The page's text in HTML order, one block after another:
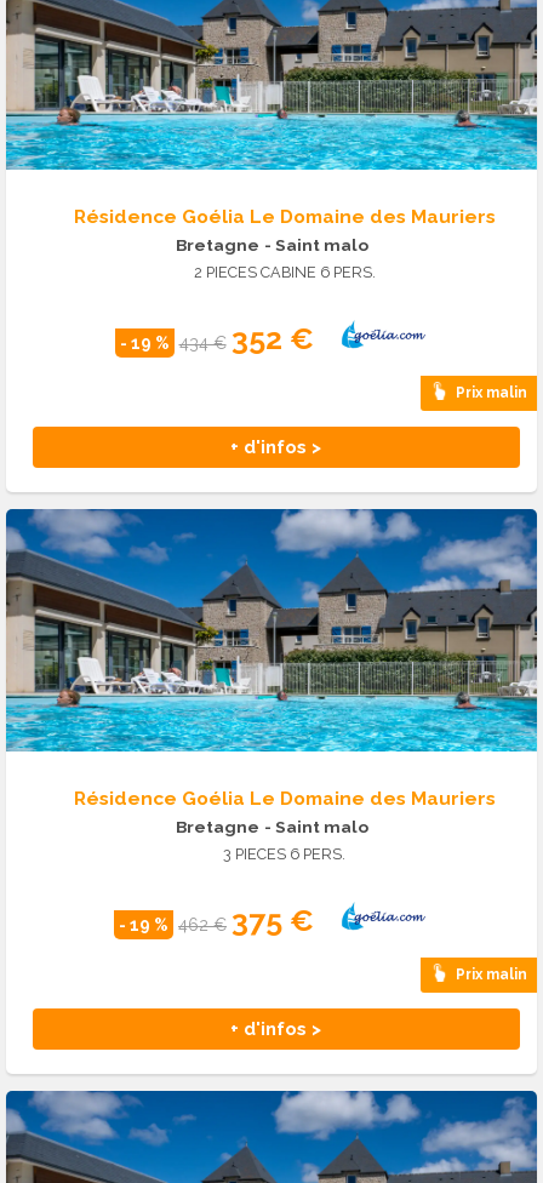
Résidence Goélia Le Domaine des Mauriers
Bretagne - Saint malo
2 PIECES CABINE 6 PERS.
- 19 % 434 € 352 €
Prix malin
+ d'infos >
Résidence Goélia Le Domaine des Mauriers
Bretagne - Saint malo
3 PIECES 6 PERS.
- 19 % 462 € 375 €
Prix malin
+ d'infos >